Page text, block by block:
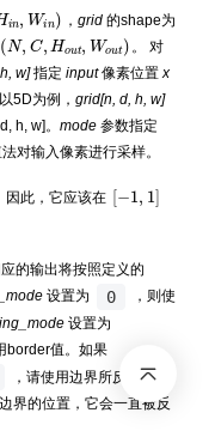
n, Win) ，grid 的shape为
(N, C,H ou Wou ) 。 对
w]指定 input像素位置x
5D为例， grid[n, d, h, w]
h, w]。 mode 参数指定
对输入像素进行采样。
此，它应该在 [ 1 1]
的输出将按照定义的
设置为 0
，则使
设置为
border值。如果
，请使用边界所反映的位
界的位置，它会一直被反